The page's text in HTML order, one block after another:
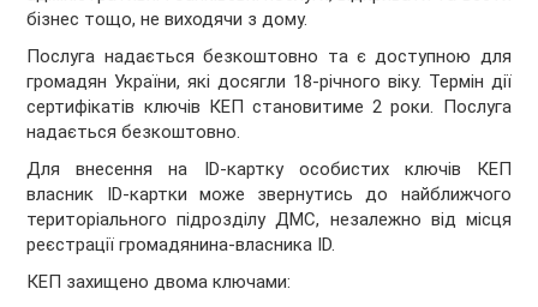
бізнес тощо, не виходячи з дому.
Послуга надається безкоштовно та є доступною для
громадян України, які досягли 18-річного віку. Термін дії
сертифікатів ключів КЕП становитиме 2 роки. Послуга
надається безкоштовно.
Для внесення на ID-картку особистих ключів КЕП
власник ID-картки може звернутись до найближчого
територіального підрозділу ДМС, незалежно від місця
реєстрації громадянина-власника ID.
КЕП захищено двома ключами: